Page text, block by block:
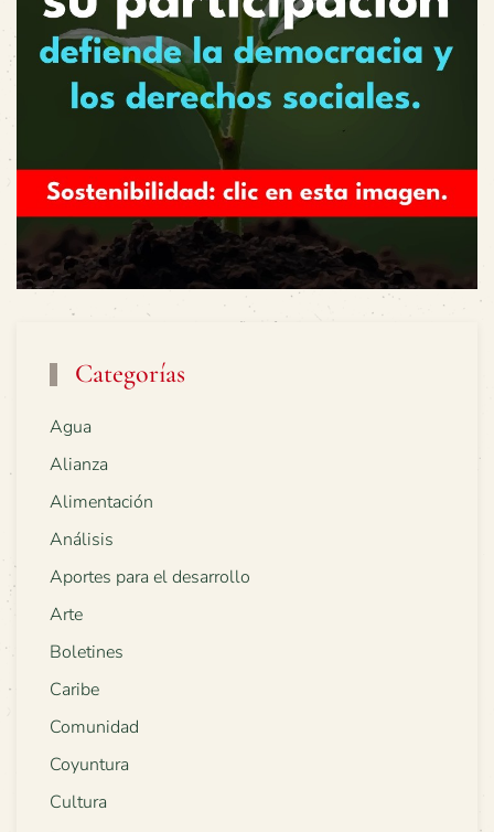
Categorías
Agua
Alianza
Alimentación
Análisis
Aportes para el desarrollo
Arte
Boletines
Caribe
Comunidad
Coyuntura
Cultura